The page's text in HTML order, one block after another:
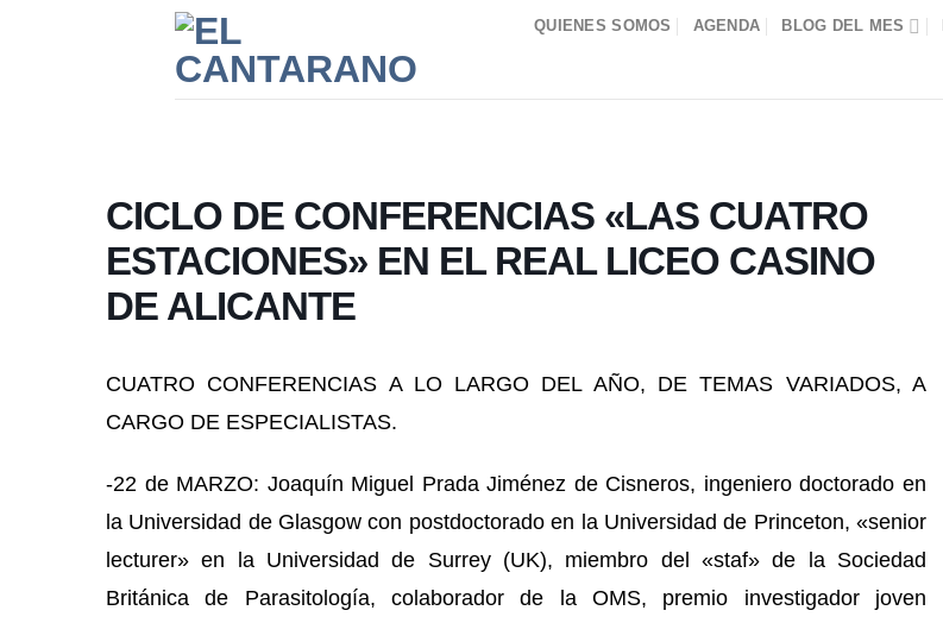
QUIENES SOMOS AGENDA BLOG DEL MES
CICLO DE CONFERENCIAS «LAS CUATRO
ESTACIONES» EN EL REAL LICEO CASINO
DE ALICANTE
CUATRO CONFERENCIAS A LO LARGO DEL AÑO, DE TEMAS VARIADOS, A
CARGO DE ESPECIALISTAS.
-22 de MARZO: Joaquín Miguel PradaJiménez de Cisneros, ingeniero doctorado en
la Universidad de Glasgow con postdoctorado en la Universidad de Princeton, «senior
lecturer» en la Universidad de Surrey (UK), miembro del «staf» de la Sociedad
Británica de Parasitología, colaborador de la OMS, premio investigador joven